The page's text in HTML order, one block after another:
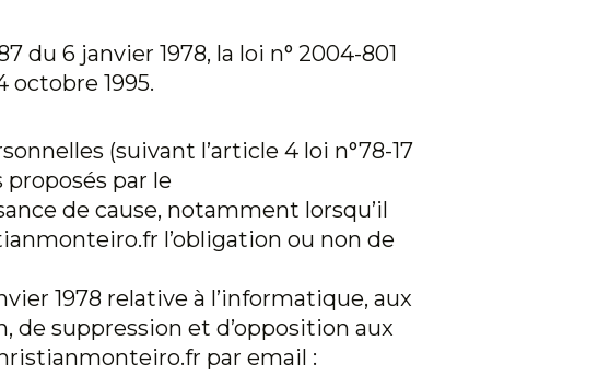
du 6 janvier 1978, la loi n° 2004-801
octobre 1995.
(suivant l’article 4 loi n°78-17
par le
de cause, notamment lorsqu’il
l’obligation ou non de
1978 relative à l’informatique, aux
de suppression et d’opposition aux
par email :